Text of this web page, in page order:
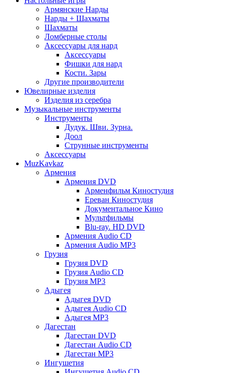
Армянские Нарды
Нарды + Шахматы
Шахматы
Ломберные столы
Аксессуары для нард
Аксессуары
Фишки для нард
Кости. Зары
Другие производители
Ювелирные изделия
Изделия из серебра
Музыкальные инструменты
Инструменты
Дудук. Шви. Зурна.
Доол
Струнные инструменты
Аксессуары
MuzKavkaz
Армения
Армения DVD
Арменфильм Киностудия
Ереван Киностудия
Документальное Кино
Мультфильмы
Blu-ray. HD DVD
Армения Audio CD
Армения Audio MP3
Грузия
Грузия DVD
Грузия Audio CD
Грузия MP3
Адыгея
Адыгея DVD
Адыгея Audio CD
Адыгея MP3
Дагестан
Дагестан DVD
Дагестан Audio CD
Дагестан MP3
Ингушетия